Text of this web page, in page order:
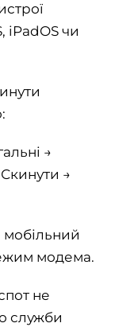
iPadOS чи
→
→
мобільний
модема.
не
служби